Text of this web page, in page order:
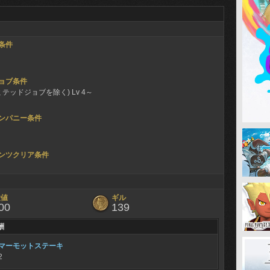
件
ブ条件
テッドジョブを除く) Lv 4～
パニー条件
ツクリア条件
ギル
139
ーモットステーキ